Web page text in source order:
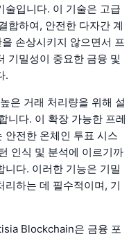
술입니다. 이 기술은 고급
합하여, 안전한 다자간 계
손상시키지 않으면서 프
기밀성이 중요한 금융 및
.
은 거래 처리량을 위해 설
니다. 이 확장 가능한 프레
안전한 온체인 투표 시스
인식 및 분석에 이르기까
니다. 이러한 기능은 기밀
리하는 데 필수적이며, 기
Blockchain은 금융 포